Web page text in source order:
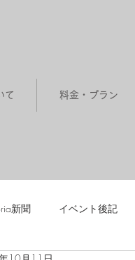
て 料金・プラン
新聞 イベント後記